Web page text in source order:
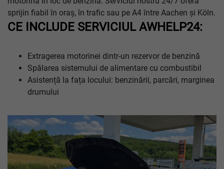
sprijin fiabil în oraș, în trafic sau pe A4 între Aachen și Köln.
CE INCLUDE SERVICIUL AWHELP24:
Extragerea motorinei dintr-un rezervor de benzină
Spălarea sistemului de alimentare cu combustibil
Asistență la fața locului: benzinării, parcări, marginea
drumului